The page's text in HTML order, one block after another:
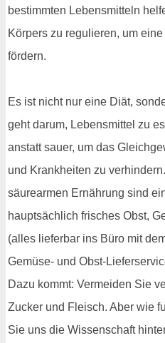
bestimmten Lebensmitteln
Körpers zu regulieren, um
fördern.
Es ist nicht nur eine Diät,
geht darum, Lebensmittel zu
anstatt sauer, um das
und Krankheiten zu
säurearmen Ernährung sind
hauptsächlich frisches Obst,
(alles lieferbar ins Büro mit
Gemüse- und Obst-
Dazu kommt: Vermeiden Sie
Zucker und Fleisch. Aber wie
Sie uns die Wissenschaft